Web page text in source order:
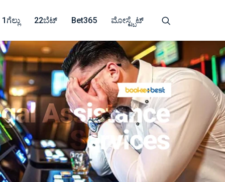
1ಗೆಲ್ಲು 22ಬೆಟ್ Bet365 ಮೋಸ್ಟ್ಬೆಟ್